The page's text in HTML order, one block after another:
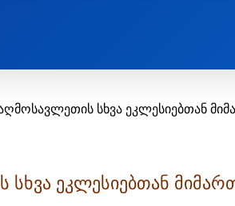
სხვა ეკლესიებთან
ეკლესიებთან